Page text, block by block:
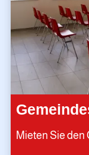
Mieten Sie den